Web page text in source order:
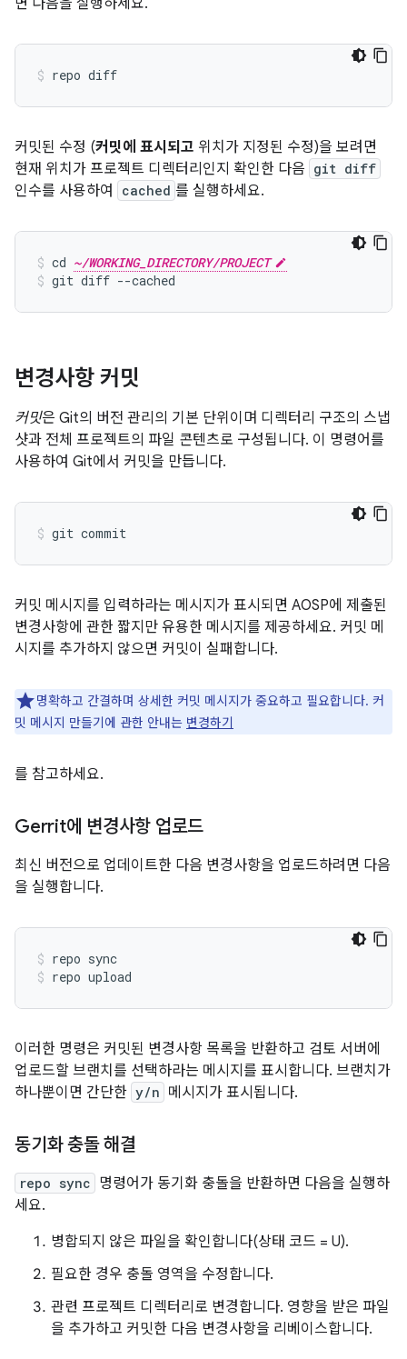
면 다음을 실행하세요.
커밋된 수정 (커밋에 표시되고 위치가 지정된 수정)을 보려면
현재 위치가 프로젝트 디렉터리인지 확인한 다음 git diff
인수를 사용하여 cached 를 실행하세요.
cd ~/WORKING_DIRECTORY/PROJECT
git diff --cached
변경사항 커밋
커밋은 Git의 버전 관리의 기본 단위이며 디렉터리 구조의 스냅
샷과 전체 프로젝트의 파일 콘텐츠로 구성됩니다. 이 명령어를
사용하여 Git에서 커밋을 만듭니다.
커밋 메시지를 입력하라는 메시지가 표시되면 AOSP에 제출된
변경사항에 관한 짧지만 유용한 메시지를 제공하세요. 커밋 메
시지를 추가하지 않으면 커밋이 실패합니다.
명확하고 간결하며 상세한 커밋 메시지가 중요하고 필요합니다. 커
밋 메시지 만들기에 관한 안내는 변경하기
를 참고하세요.
Gerrit에 변경사항 업로드
최신 버전으로 업데이트한 다음 변경사항을 업로드하려면 다음
을 실행합니다.
repo sync
repo upload
이러한 명령은 커밋된 변경사항 목록을 반환하고 검토 서버에
업로드할 브랜치를 선택하라는 메시지를 표시합니다. 브랜치가
하나뿐이면 간단한 y/n 메시지가 표시됩니다.
동기화 충돌 해결
repo sync 명령어가 동기화 충돌을 반환하면 다음을 실행하
세요.
병합되지 않은 파일을 확인합니다(상태 코드 = U).
필요한 경우 충돌 영역을 수정합니다.
관련 프로젝트 디렉터리로 변경합니다. 영향을 받은 파일
을 추가하고 커밋한 다음 변경사항을 리베이스합니다.